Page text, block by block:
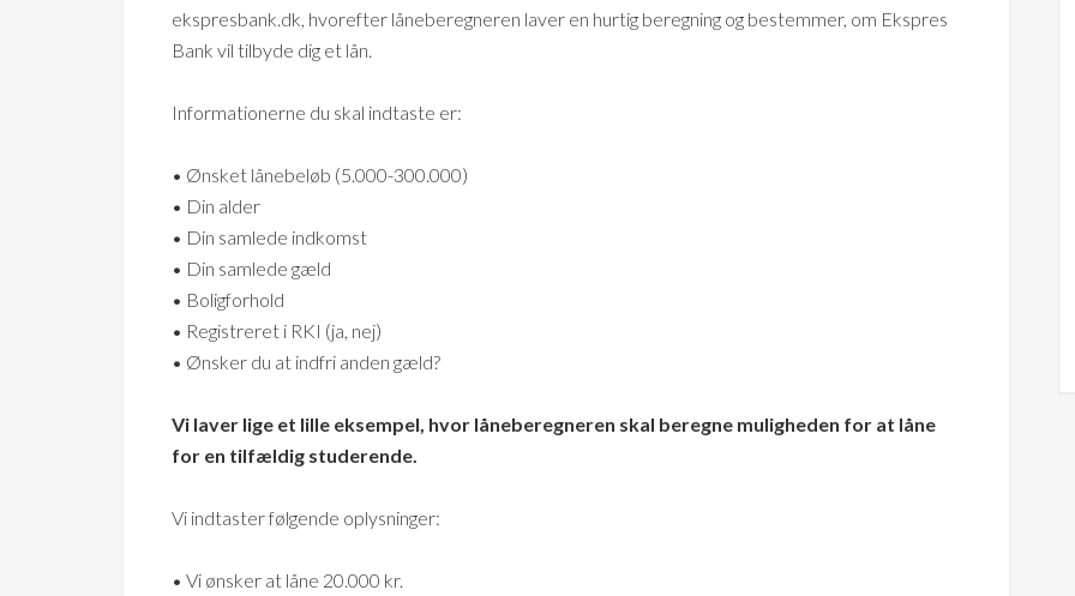
ekspresbank.dk, hvorefter låneberegneren laver en hurtig beregning og bestemmer, om Ekspres
Bank vil tilbyde dig et lån.
Informationerne du skal indtaste er:
• Ønsket lånebeløb (5.000-300.000)
• Din alder
• Din samlede indkomst
• Din samlede gæld
• Boligforhold
• Registreret i RKI (ja, nej)
• Ønsker du at indfri anden gæld?
Vi laver lige et lille eksempel, hvor låneberegneren skal beregne muligheden for at låne
for en tilfældig studerende.
Vi indtaster følgende oplysninger:
• Vi ønsker at låne 20.000 kr.